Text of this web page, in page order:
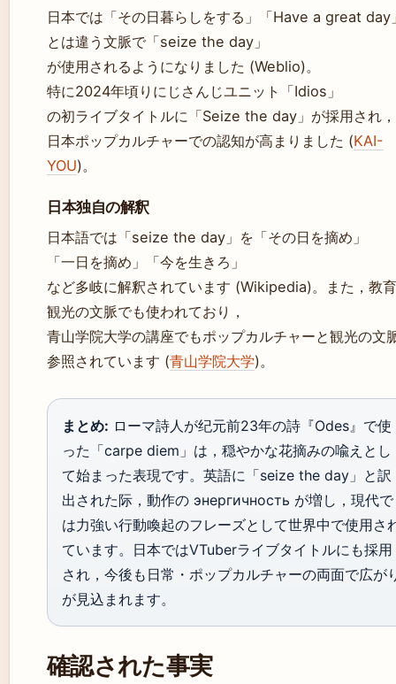
日本では「その日暮らしをする」「Have a great day
とは違う文脈で「seize the day」
が使用されるようになりました (Weblio)。
特に2024年頃りにじさんじユニット「Idios」
の初ライブタイトルに「Seize the day」が採用され，
日本ポップカルチャーでの認知が高まりました (KAI-
YOU)。
日本独自の解釈
日本語では「seize the day」を「その日を摘め」
「一日を摘め」「今を生きろ」
など多岐に解釈されています (Wikipedia)。また，教
観光の文脈でも使われており，
青山学院大学の講座でもポップカルチャーと観光の文
参照されています (青山学院大学)。
まとめ: ローマ詩人が纪元前23年の詩『Odes』で使
った「carpe diem」は，穏やかな花摘みの喩えとし
て始まった表現です。英語に「seize the day」と訳
出された际，動作の энергичность が増し，現代で
は力強い行動喚起のフレーズとして世界中で使用さ
ています。日本ではVTuberライブタイトルにも採用
され，今後も日常・ポップカルチャーの両面で広が
が見込まれます。
確認された事実